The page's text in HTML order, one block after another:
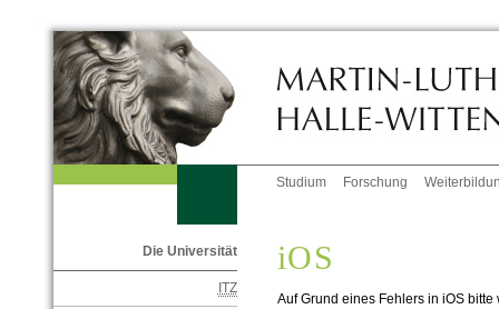
Studium Forschung
Die Universität
ITZ
iOS
Auf Grund eines Fehlers in iOS